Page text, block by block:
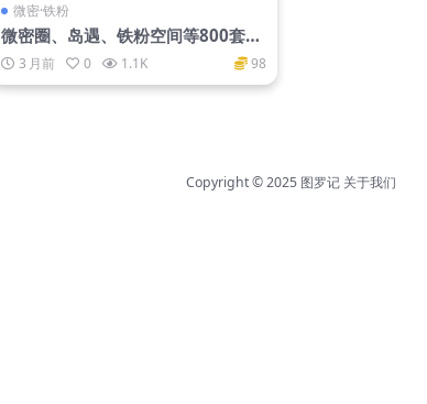
微密·铁粉
微密圈、岛遇、铁粉空间等800套
+网红大合集
3 月前 0 1.1K 98
Copyright © 2025 图罗记 关于我们